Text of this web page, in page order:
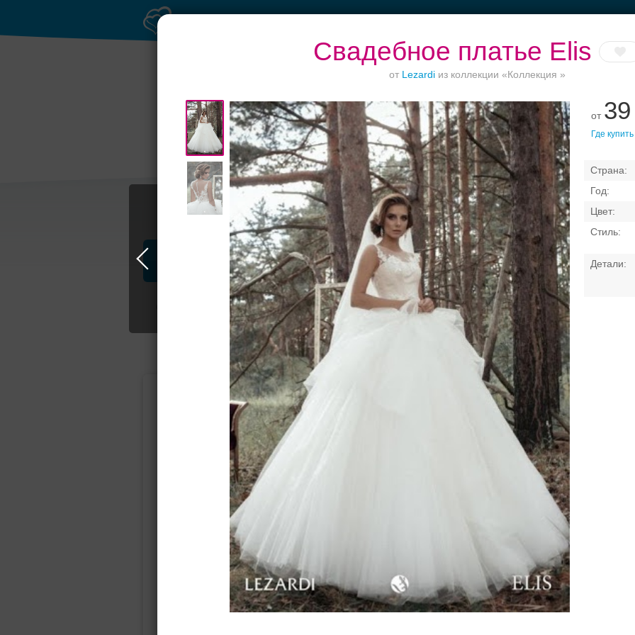
Свадебное платье Elis
от Lezardiиз коллекции «Коллекция »
от
Где купить
Банкетные залы до
50 гостей
Банкет до 1500 руб.
Приватное
торжество в центре
Торжества за
городом
отеле
Профессионалы и услуги Свадебные платья Банкет Транспорт
Свадьба в Самаре Свадебные платья
Подбор свадебного платья
Бальное